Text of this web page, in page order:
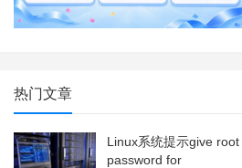
热门文章
Linux系统提示give root
password for